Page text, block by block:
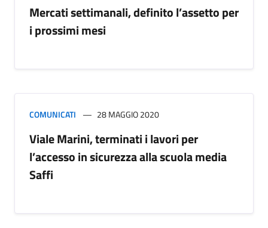
Mercati settimanali, definito l’assetto per
i prossimi mesi
COMUNICATI 28 MAGGIO 2020
Viale Marini, terminati i lavori per
l’accesso in sicurezza alla scuola media
Saffi